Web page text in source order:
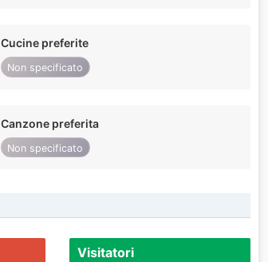
Cucine preferite
Non specificato
Canzone preferita
Non specificato
Visitatori